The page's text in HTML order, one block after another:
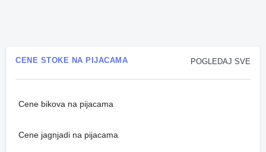
POGLEDAJ SVE
CENE STOKE NA PIJACAMA
Cene bikova na pijacama
Cene jagnjadi na pijacama